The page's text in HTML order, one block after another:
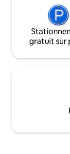
gratuit sur